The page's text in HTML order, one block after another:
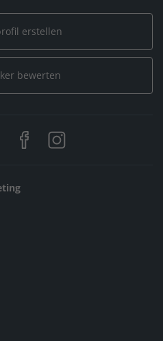
/
und Bauklempner
erstellen
bewerten